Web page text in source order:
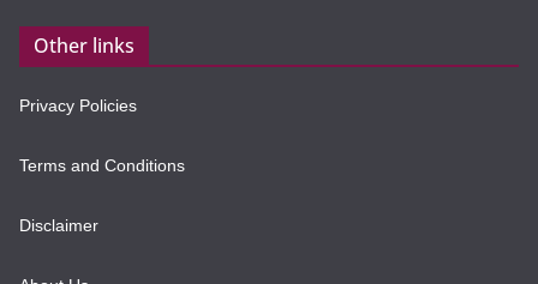
Other links
Privacy Policies
Terms and Conditions
Disclaimer